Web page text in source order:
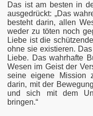
Das ist am besten in
ausgedrückt: „Das
besteht darin, allen
weder zu töten noch
Liebe ist die
ohne sie existieren.
Liebe. Das wahrhafte
Wesen im Geist der
seine eigene Mission
darin, mit der
und sich mit dem
bringen.“